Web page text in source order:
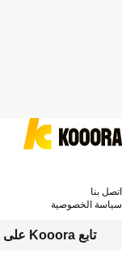
تابع Kooora على جوجل
اتصل بنا
سياسة الخصوصية